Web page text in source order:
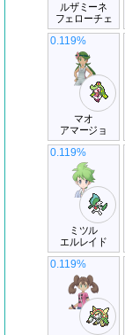
ルザミーネ
フェローチェ
マオ
アマージョ
0.119%
ミツル
エルレイド
0.119%
0.119%